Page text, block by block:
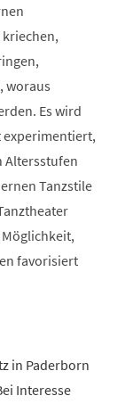
woraus
Es wird
experimentiert,
Altersstufen
Tanzstile
favorisiert
in Paderborn
Interesse